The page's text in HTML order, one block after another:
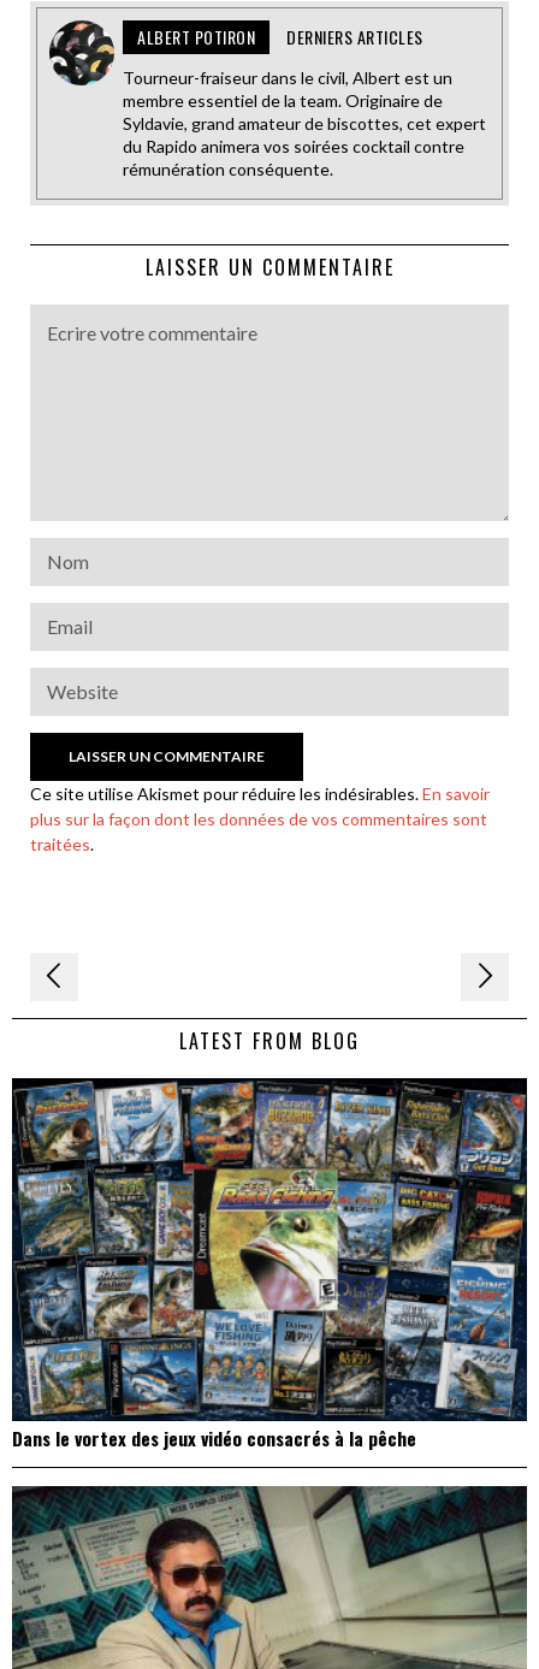
ALBERT POTIRON DERNIERS ARTICLES
Tourneur-fraiseur dans le civil, Albert est un
membre essentiel de la team. Originaire de
Syldavie, grand amateur de biscottes, cet expert
du Rapido animera vos soirées cocktail contre
rémunération conséquente.
LAISSER UN COMMENTAIRE
Ce site utilise Akismet pour réduire les indésirables.En savoir
plus sur la façon dont les données de vos commentaires sont
traitées.
Navigation
de LATEST FROM BLOG
Dans le vortex des jeux vidéo consacrés à la pêche